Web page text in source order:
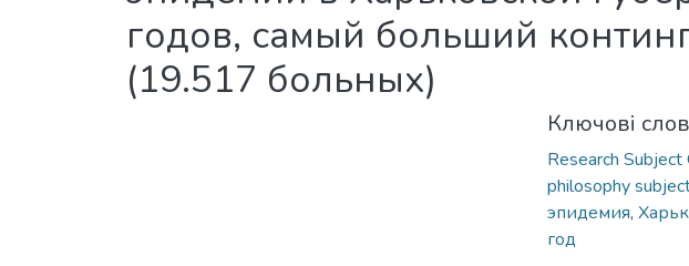
годов, самый больший
(19.517 больных)
Ключові
Research
philosophy
эпидемия,
год